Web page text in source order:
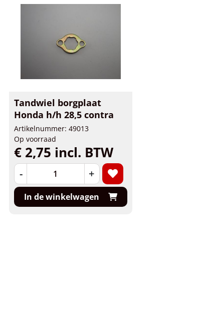
Tandwiel borgplaat
Honda h/h 28,5 contra
Artikelnummer: 49013
Op voorraad
€ 2,75 incl. BTW
- +
In de winkelwagen